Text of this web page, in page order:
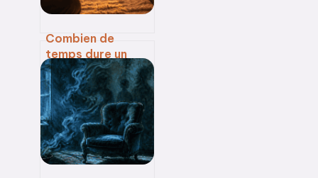
Combien de
temps dure un
éveil spirituel :
processus,
étapes et réalité
intérieure